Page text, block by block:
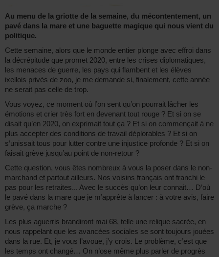
Au menu de la griotte de la semaine, du mécontentement, un
pavé dans la mare et une baguette magique qui nous vient du
politique.
Cette semaine, alors que le monde entier plonge avec effroi dans
la décrépitude que promet 2020, entre les crises diplomatiques,
les menaces de guerre, les pays qui flambent et les élèves
ixellois privés de zoo, je me demande si, finalement, cette année
ne serait pas celle de trop.
Vous voyez, ce moment où l’on sent qu’on pourrait lâcher les
émotions et crier très fort en devenant tout rouge ? Et si on se
disait qu’en 2020, on exprimait tout ça ? Et si on commençait à ne
plus accepter des conditions de travail déplorables ? Et si on
s’unissait tous pour lutter contre une injustice profonde ? Et si on
faisait grève jusqu’au point de non-retour ?
Cette question, vous êtes nombreux à vous la poser dans le non-
marchand et partout ailleurs. Nos voisins français ont franchi le
pas pour les retraites... Avec le succès qu’on leur connait… D’où
le pavé dans la mare que je m’apprête à lancer : à votre avis, faire
grève, ça marche ?
Les plus aguerris brandiront mai 68, telle une relique sacrée, en
nous rappelant que les avancées sociales se sont toujours jouées
dans la rue. Et, je vous l’avoue, j’y crois. Le problème, c’est que
les temps ont changé… On n’ose même plus parler de progrès